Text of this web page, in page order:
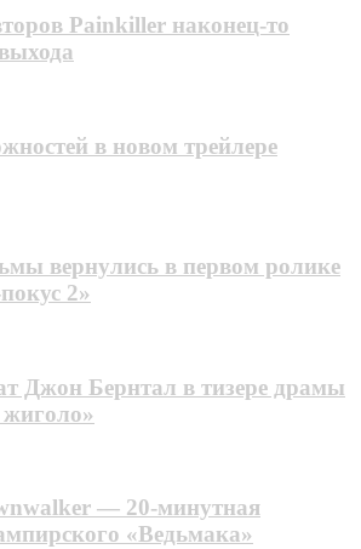
Painkiller наконец-то
в новом трейлере
вернулись в первом ролике
2»
Джон Бернтал в тизере драмы
— 20-минутная
«Ведьмака»